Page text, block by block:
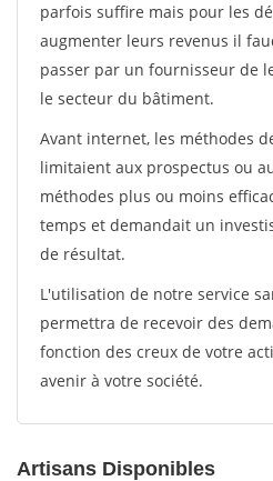
parfois suffire mais pour les
augmenter leurs revenus il
passer par un fournisseur de
le secteur du bâtiment.
Avant internet, les méthodes
limitaient aux prospectus ou
méthodes plus ou moins
temps et demandait un
de résultat.
L'utilisation de notre service
permettra de recevoir des
fonction des creux de votre
avenir à votre société.
Artisans Disponibles